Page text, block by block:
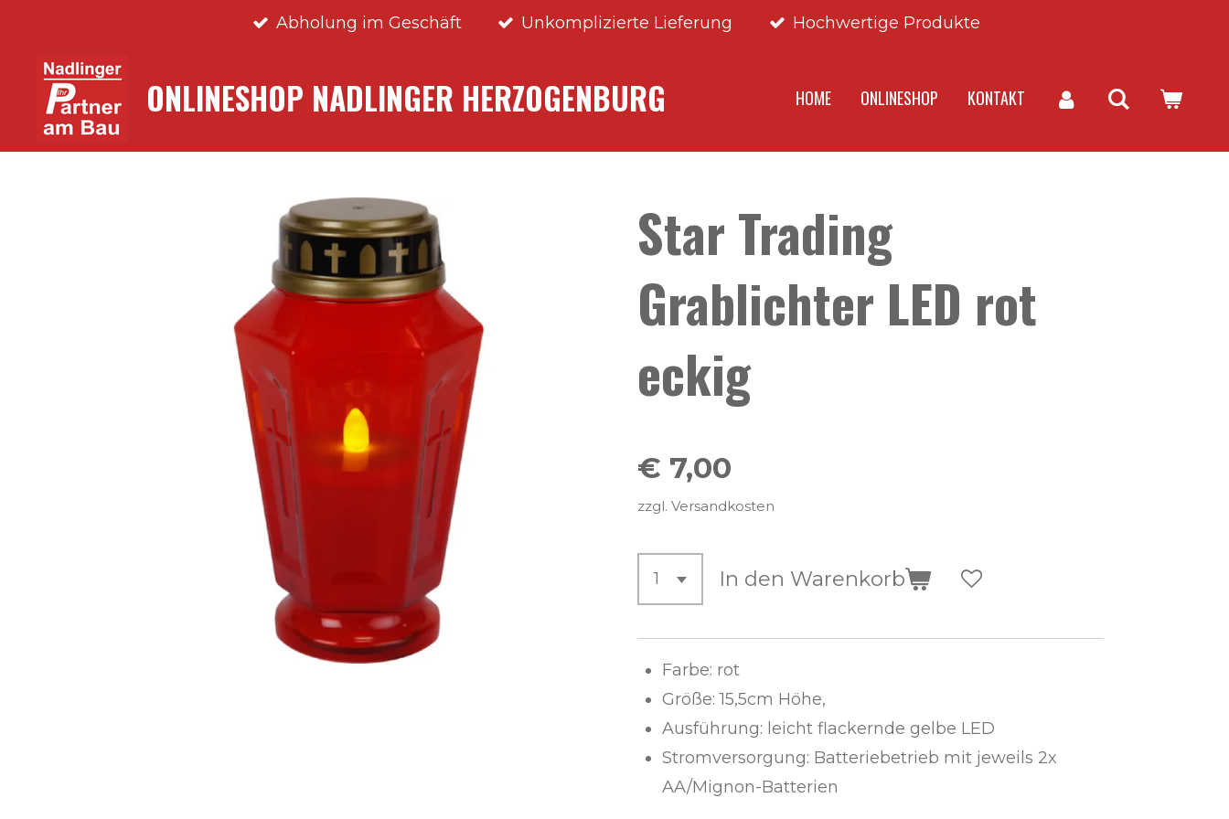
springen
Abholung im Geschäft Unkomplizierte Lieferung Hochwertige Produkte
ONLINESHOP NADLINGER HERZOGENBURG HOME ONLINESHOP KONTAKT
Star Trading
Grablichter LED rot
eckig
€ 7,00
zzgl. Versandkosten
In den Warenkorb
Farbe: rot
Größe: 15,5cm Höhe,
Ausführung: leicht flackernde gelbe LED
Stromversorgung: Batteriebetrieb mit jeweils 2x
AA/Mignon-Batterien